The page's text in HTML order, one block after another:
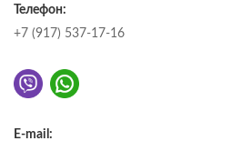
Телефон:
+7 (917) 537-17-16
E-mail: